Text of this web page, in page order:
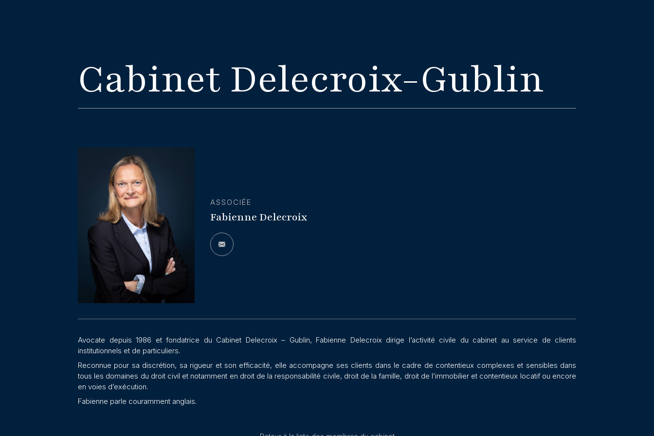
Cabinet Delecroix-Gublin
ASSOCIÉE
Fabienne Delecroix
Avocate depuis 1986 et fondatrice du Cabinet Delecroix – Gublin, Fabienne Delecroix dirige l’activité civile du cabinet au service de clients
institutionnels et de particuliers.
Reconnue pour sa discrétion, sa rigueur et son efficacité, elle accompagne ses clients dans le cadre de contentieux complexes et sensibles dans
tous les domaines du droit civil et notamment en droit de la responsabilité civile, droit de la famille, droit de l’immobilier et contentieux locatif ou encore
en voies d’exécution.
Fabienne parle couramment anglais.